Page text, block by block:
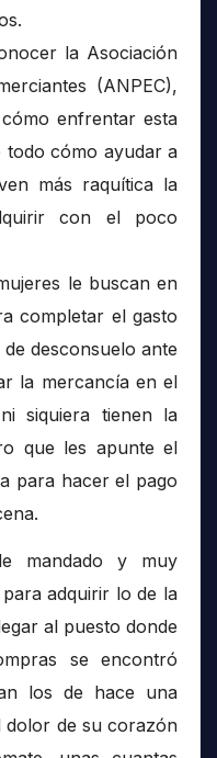
la Asociación
(ANPEC),
enfrentar esta
todo cómo ayudar a
más raquítica la
con el poco
le buscan en
completar el gasto
desconsuelo ante
la mercancía en el
siquiera tienen la
que les apunte el
para hacer el pago
mandado y muy
adquirir lo de la
al puesto donde
se encontró
los de hace una
dolor de su corazón